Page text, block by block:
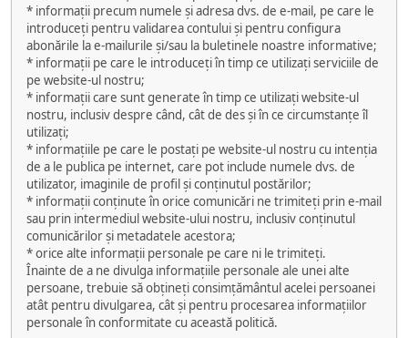
* informații precum numele și adresa dvs. de e-mail, pe care le
introduceți pentru validarea contului și pentru configura
abonările la e-mailurile și/sau la buletinele noastre informative;
* informații pe care le introduceți în timp ce utilizați serviciile de
pe website-ul nostru;
* informații care sunt generate în timp ce utilizați website-ul
nostru, inclusiv despre când, cât de des și în ce circumstanțe îl
utilizați;
* informațiile pe care le postați pe website-ul nostru cu intenția
de a le publica pe internet, care pot include numele dvs. de
utilizator, imaginile de profil și conținutul postărilor;
* informații conținute în orice comunicări ne trimiteți prin e-mail
sau prin intermediul website-ului nostru, inclusiv conținutul
comunicărilor și metadatele acestora;
* orice alte informații personale pe care ni le trimiteți.
Înainte de a ne divulga informațiile personale ale unei alte
persoane, trebuie să obțineți consimțământul acelei persoanei
atât pentru divulgarea, cât și pentru procesarea informațiilor
personale în conformitate cu această politică.